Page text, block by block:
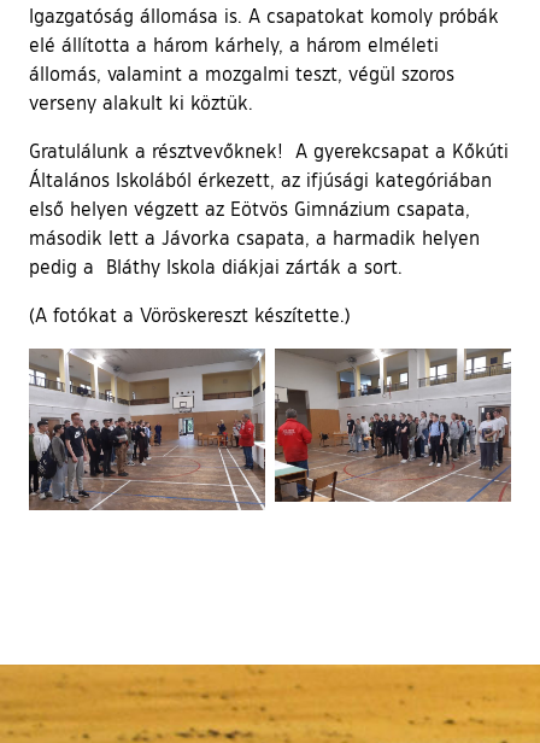
Igazgatóság állomása is. A csapatokat komoly próbák
elé állította a három kárhely, a három elméleti
állomás, valamint a mozgalmi teszt, végül szoros
verseny alakult ki köztük.
Gratulálunk a résztvevőknek! A gyerekcsapat a Kőkúti
Általános Iskolából érkezett, az ifjúsági kategóriában
első helyen végzett az Eötvös Gimnázium csapata,
második lett a Jávorka csapata, a harmadik helyen
pedig a Bláthy Iskola diákjai zárták a sort.
(A fotókat a Vöröskereszt készítette.)
Ugrás a galéria utánra